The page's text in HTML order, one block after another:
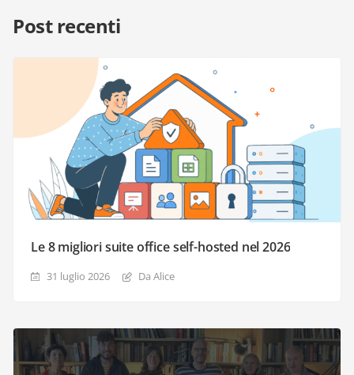
Post recenti
Le 8 migliori suite office self-hosted nel 2026
31 luglio 2026 Da Alice